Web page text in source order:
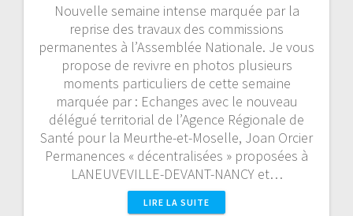
Nouvelle semaine intense marquée par la
reprise des travaux des commissions
permanentes à l’Assemblée Nationale. Je vous
propose de revivre en photos plusieurs
moments particuliers de cette semaine
marquée par : Echanges avec le nouveau
délégué territorial de l’Agence Régionale de
Santé pour la Meurthe-et-Moselle, Joan Orcier
Permanences « décentralisées » proposées à
LANEUVEVILLE-DEVANT-NANCY et…
LIRE LA SUITE